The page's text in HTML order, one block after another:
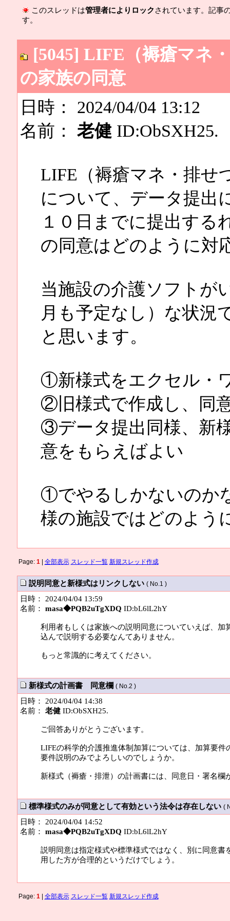
このスレッドは管理者によりロック されています。記事
す。
[5045] LIFE（褥瘡マネ
の家族の同意
日時： 2024/04/04 13:12
名前： 老健 ID:ObSXH25.
LIFE（褥瘡マネ・排せ
について、データ提出
１０日までに提出する
の同意はどのように対
当施設の介護ソフトが
月も予定なし）な状況
と思います。
①新様式をエクセル・
②旧様式で作成し、同
③データ提出同様、新
意をもらえばよい
①でやるしかないのか
様の施設ではどのよう
Page: 1| 全部表示 スレッド一覧 新規スレッド作成
説明同意と新様式はリンクしない ( No.1 )
日時： 2024/04/04 13:59
名前： masa◆PQB2uTgXDQ ID:bL6lL2hY
利用者もしくは家族への説明同意についていえば、
込んで説明する必要なんてありません。
もっと常識的に考えてください。
新様式の計画書 同意欄 ( No.2 )
日時： 2024/04/04 14:38
名前： 老健ID:ObSXH25.
ご回答ありがとうございます。
LIFEの科学的介護推進体制加算については、加算要
要件説明のみでよろしいのでしょうか。
新様式（褥瘡・排泄）の計画書には、同意日・署名
標準様式のみが同意として有効という法令は存在しない (
日時： 2024/04/04 14:52
名前： masa◆PQB2uTgXDQ ID:bL6lL2hY
説明同意は指定様式や標準様式ではなく、別に同意
用した方が合理的というだけでしょう。
Page: 1| 全部表示 スレッド一覧 新規スレッド作成